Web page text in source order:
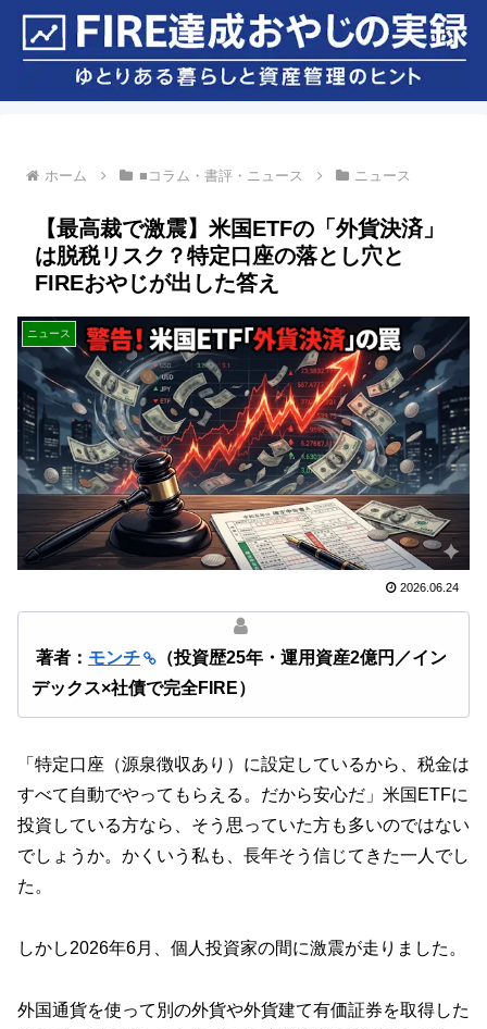
ホーム ■コラム・書評・ニュース ニュース
【最高裁で激震】米国ETFの「外貨決済」
は脱税リスク？特定口座の落とし穴と
FIREおやじが出した答え
ニュース
2026.06.24
著者： モンチ
（投資歴25年・運用資産2億円／イン
デックス×社債で完全FIRE）
「特定口座（源泉徴収あり）に設定しているから、税金は
すべて自動でやってもらえる。だから安心だ」米国ETFに
投資している方なら、そう思っていた方も多いのではない
でしょうか。かくいう私も、長年そう信じてきた一人でし
た。
しかし2026年6月、個人投資家の間に激震が走りました。
外国通貨を使って別の外貨や外貨建て有価証券を取得した